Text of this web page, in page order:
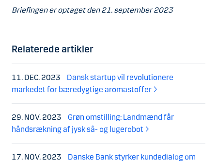
Briefingen er optaget den 21. september 2023
Relaterede artikler
11. DEC. 2023
Dansk startup vil revolutionere
markedet for bæredygtige aromastoffer
29. NOV. 2023
Grøn omstilling: Landmænd får
håndsrækning af jysk så- og lugerobot
17. NOV. 2023
Danske Bank styrker kundedialog om